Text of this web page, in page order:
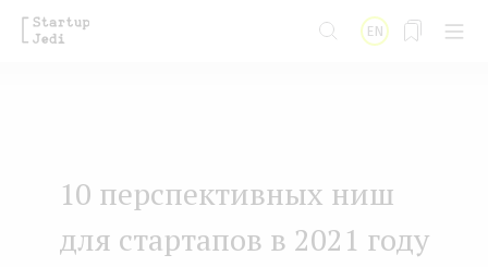
EN
10 перспективных ниш
для стартапов в 2021 году